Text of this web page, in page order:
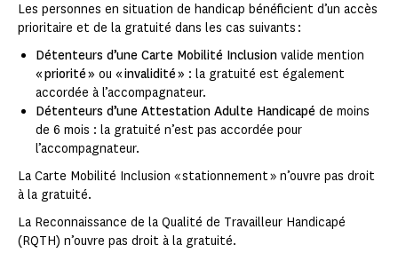
Les personnes en situation de handicap bénéficient d’un accès
prioritaire et de la gratuité dans les cas suivants :
Détenteurs d’une Carte Mobilité Inclusion valide mention
« priorité » ou « invalidité » : la gratuité est également
accordée à l’accompagnateur.
Détenteurs d’une Attestation Adulte Handicapé de moins
de 6 mois : la gratuité n’est pas accordée pour
l’accompagnateur.
La Carte Mobilité Inclusion « stationnement » n’ouvre pas droit
à la gratuité.
La Reconnaissance de la Qualité de Travailleur Handicapé
(RQTH) n’ouvre pas droit à la gratuité.